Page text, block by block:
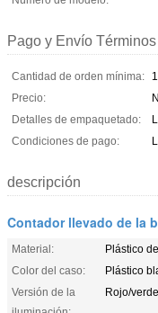
Pago y Envío Términos
Cantidad de orden mínima:
Precio:
Detalles de empaquetado:
Condiciones de pago:
descripción
Contador llevado de la
Material:
Plástico
Color del caso:
Plástico
Versión de la
Rojo/